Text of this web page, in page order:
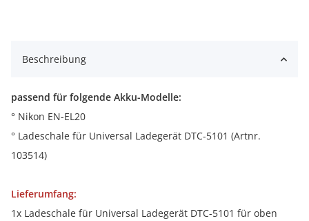
Beschreibung
passend für folgende Akku-Modelle:
° Nikon EN-EL20
° Ladeschale für Universal Ladegerät DTC-5101 (Artnr.
103514)
Lieferumfang:
1x Ladeschale für Universal Ladegerät DTC-5101 für oben